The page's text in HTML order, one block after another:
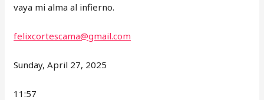
vaya mi alma al infierno.
felixcortescama@gmail.com
Sunday, April 27, 2025
11:57